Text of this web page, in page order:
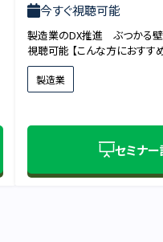
今すぐ視聴可能
製造業のDX推進 ぶつかる壁
視聴可能 【こんな方におすす
製造業
セミナ